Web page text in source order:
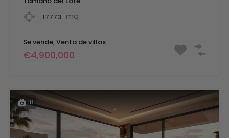
17773 mq
Se vende, Venta de villas
€4,900,000
18